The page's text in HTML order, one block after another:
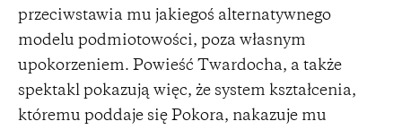
przeciwstawia mu jakiegoś alternatywnego
modelu podmiotowości, poza własnym
upokorzeniem. Powieść Twardocha, a także
spektakl pokazują więc, że system kształcenia,
któremu poddaje się Pokora, nakazuje mu